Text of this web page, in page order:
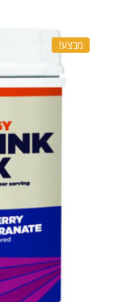
מבצע!